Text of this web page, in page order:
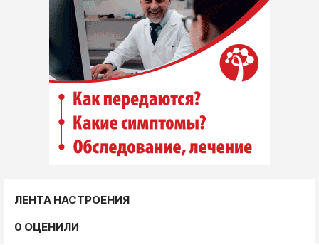
ЛЕНТА НАСТРОЕНИЯ
0 ОЦЕНИЛИ